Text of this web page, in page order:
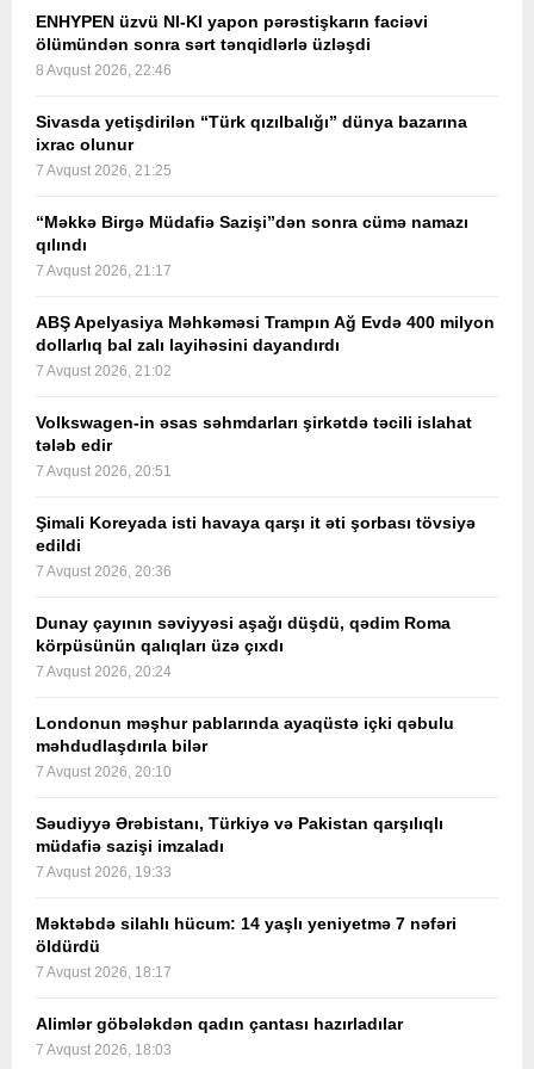
ENHYPEN üzvü NI-KI yapon pərəstişkarın faciəvi
ölümündən sonra sərt tənqidlərlə üzləşdi
8 Avqust 2026, 22:46
Sivasda yetişdirilən “Türk qızılbalığı” dünya bazarına
ixrac olunur
7 Avqust 2026, 21:25
“Məkkə Birgə Müdafiə Sazişi”dən sonra cümə namazı
qılındı
7 Avqust 2026, 21:17
ABŞ Apelyasiya Məhkəməsi Trampın Ağ Evdə 400 milyon
dollarlıq bal zalı layihəsini dayandırdı
7 Avqust 2026, 21:02
Volkswagen-in əsas səhmdarları şirkətdə təcili islahat
tələb edir
7 Avqust 2026, 20:51
Şimali Koreyada isti havaya qarşı it əti şorbası tövsiyə
edildi
7 Avqust 2026, 20:36
Dunay çayının səviyyəsi aşağı düşdü, qədim Roma
körpüsünün qalıqları üzə çıxdı
7 Avqust 2026, 20:24
Londonun məşhur pablarında ayaqüstə içki qəbulu
məhdudlaşdırıla bilər
7 Avqust 2026, 20:10
Səudiyyə Ərəbistanı, Türkiyə və Pakistan qarşılıqlı
müdafiə sazişi imzaladı
7 Avqust 2026, 19:33
Məktəbdə silahlı hücum: 14 yaşlı yeniyetmə 7 nəfəri
öldürdü
7 Avqust 2026, 18:17
Alimlər göbələkdən qadın çantası hazırladılar
7 Avqust 2026, 18:03